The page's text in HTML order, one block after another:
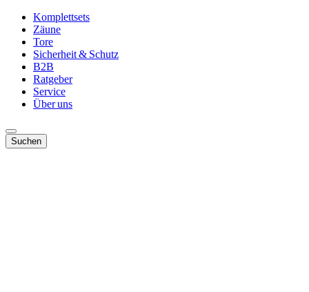
Komplettsets
Zäune
Tore
Sicherheit & Schutz
B2B
Ratgeber
Service
Über uns
Suchen